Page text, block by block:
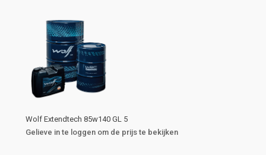
Wolf Extendtech 85w140 GL 5
Gelieve in te loggen om de prijs te bekijken